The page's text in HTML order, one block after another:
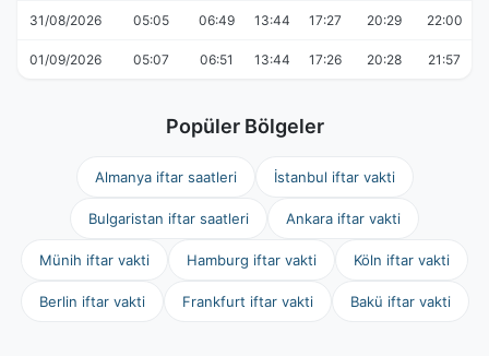
31/08/2026 05:05 06:49 13:44 17:27 20:29 22:00
01/09/2026 05:07 06:51 13:44 17:26 20:28 21:57
Popüler Bölgeler
Almanya iftar saatleri İstanbul iftar vakti
Bulgaristan iftar saatleri Ankara iftar vakti
Münih iftar vakti Hamburg iftar vakti Köln iftar vakti
Berlin iftar vakti Frankfurt iftar vakti Bakü iftar vakti